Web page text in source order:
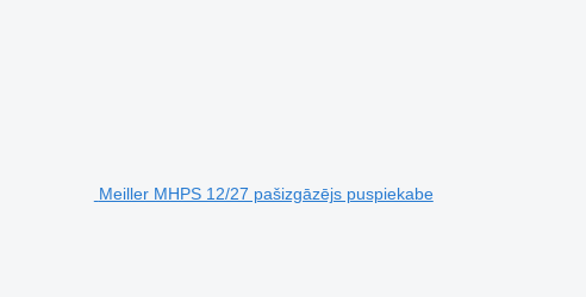
Meiller MHPS 12/27 pašizgāzējs puspiekabe